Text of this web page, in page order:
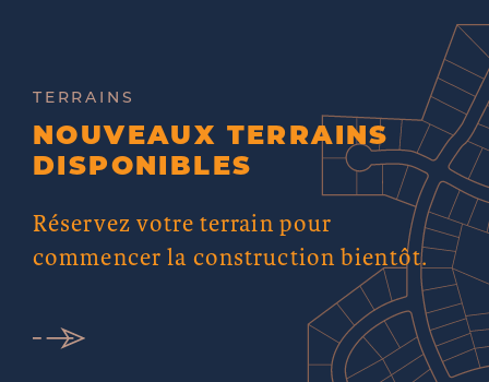
TERRAINS
NOUVEAUX TERRAINS
DISPONIBLES
Réservez votre terrain pour
commencer la construction bientôt.